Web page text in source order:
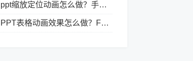
ppt缩放定位动画怎么做？手把手教程，小白也能学会做动态PPT
PPT表格动画效果怎么做？Focusky让你的演示更独特！